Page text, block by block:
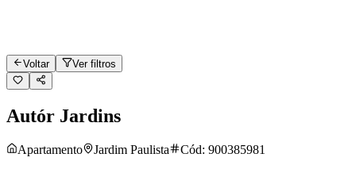
Voltar Ver filtros
Autór Jardins
Apartamento Jardim Paulista Cód: 900385981